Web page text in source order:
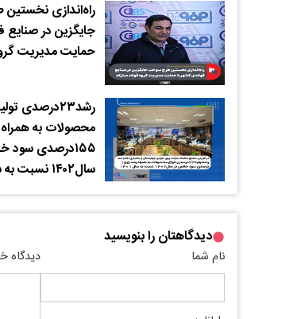
راه‌اندازی
جایگزین در صنایع
حمایت مدیریت
رشد۲۳درصدی
محصولات به
۱۵۵درصدی سود
سال۱۴۰۲ نسبت به سال ۱۴۰۱
دیدگاهتان را بنویسید
نام شما دیدگاه